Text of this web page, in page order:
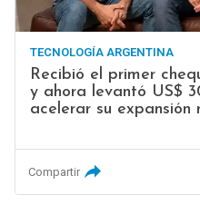
TECNOLOGÍA ARGENTINA
Recibió el primer
y ahora levantó US$
acelerar su expansión
Compartir